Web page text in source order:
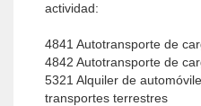
actividad:
4841 Autotransporte de
4842 Autotransporte de
5321 Alquiler de
transportes terrestres